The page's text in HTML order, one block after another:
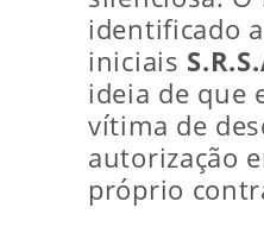
identificado
iniciais
ideia de que
vítima de
autorização
próprio